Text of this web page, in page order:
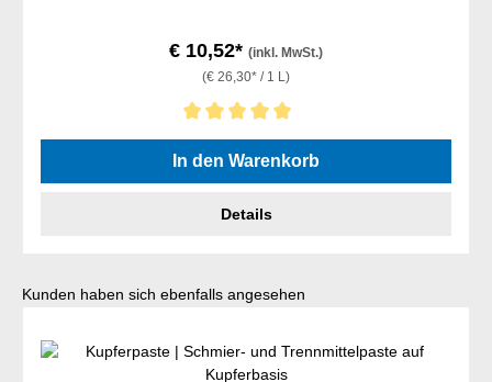
€ 10,52* (inkl. MwSt.)
(€ 26,30* / 1 L)
Durchschnittliche Bewertung von 5 von 5 Sternen
In den Warenkorb
Details
Produktgalerie überspringen
Kunden haben sich ebenfalls angesehen